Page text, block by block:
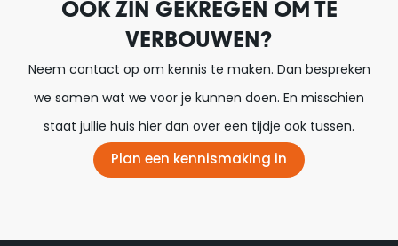
OOK ZIN GEKREGEN OM TE
VERBOUWEN?
Neem contact op om kennis te maken. Dan bespreken
we samen wat we voor je kunnen doen. En misschien
staat jullie huis hier dan over een tijdje ook tussen.
Plan een kennismaking in